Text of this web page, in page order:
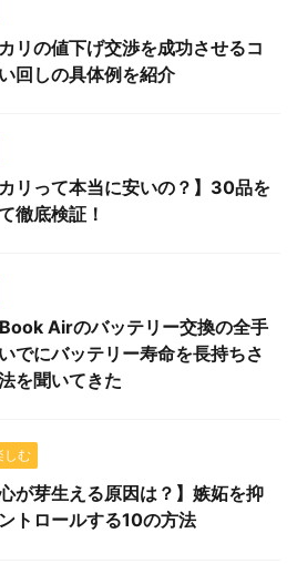
カリの値下げ交渉を成功させるコ
回しの具体例を紹介
カリって本当に安いの？】30品を
徹底検証！
Airのバッテリー交換の全手
でにバッテリー寿命を長持ちさ
を聞いてきた
しむ
心が芽生える原因は？】嫉妬を抑
トロールする10の方法